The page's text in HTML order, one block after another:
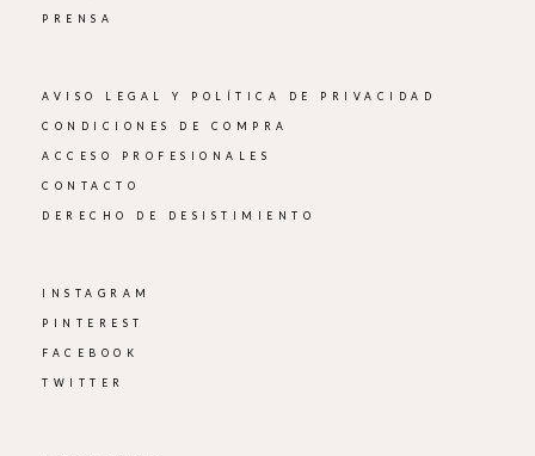
PRENSA
AVISO LEGAL Y POLÍTICA DE PRIVACIDAD
CONDICIONES DE COMPRA
ACCESO PROFESIONALES
CONTACTO
DERECHO DE DESISTIMIENTO
INSTAGRAM
PINTEREST
FACEBOOK
TWITTER